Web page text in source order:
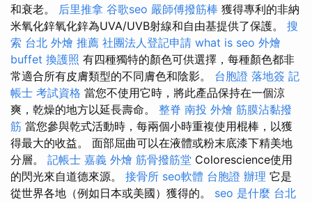
和衰老。 后里推拿 谷歌seo 嚴師傅撥筋棒 獲得專利的非納
米氧化鋅氧化鋅為UVA/UVB射線和自由基提供了保護。 搜
索 台北 外燴 推薦 社團法人登記申請 what is seo 外燴
buffet 換護照 有四種獨特的顏色可供選擇，每種顏色都非
常適合所有皮膚類型的不同膚色和陰影。 台胞證 落地簽 記
帳士 考試資格 當您不使用它時，將此產品保持在一個涼
爽，乾燥的地方以延長壽命。 整脊 南投 外燴 筋膜沾黏撥
筋 當您參與乾式活動時，每兩個小時重複使用棍棒，以獲
得最大的收益。 面部屈曲可以在液體或粉末底漆下精美地
分層。 記帳士 嘉義 外燴 筋骨撥筋堂 Colorescience使用
的閃光來自道德來源。 接骨所 seo軟體 台胞證 辦理 它是
從世界各地（例如日本或美國）獲得的。 seo 是什麼 台北